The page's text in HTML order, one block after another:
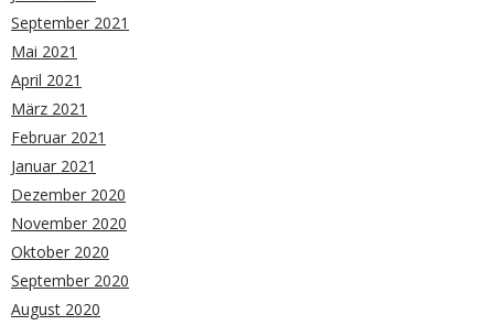
September 2021
Mai 2021
April 2021
März 2021
Februar 2021
Januar 2021
Dezember 2020
November 2020
Oktober 2020
September 2020
August 2020